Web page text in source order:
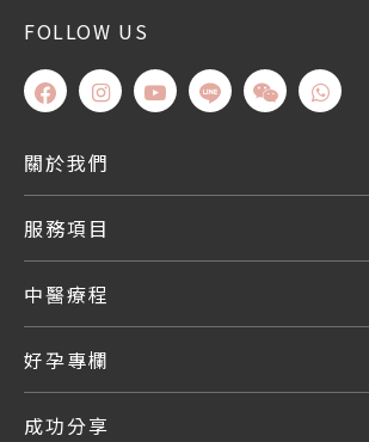
FOLLOW US
關於我們
服務項目
中醫療程
好孕專欄
成功分享